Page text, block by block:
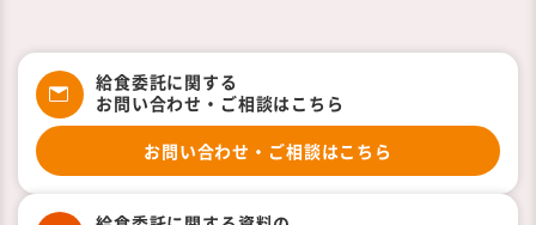
給食委託に関する
お問い合わせ・ご相談はこちら
お問い合わせ・ご相談はこちら